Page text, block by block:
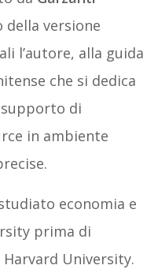
della versione
l’autore, alla guida
che si dedica
di
in ambiente
economia e
prima di
University.